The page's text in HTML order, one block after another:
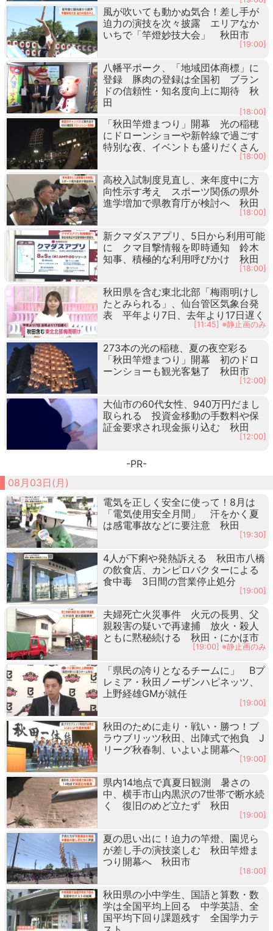
風が吹いても動かぬ気合！差し手が
迫力の演技を次々披露 エリアなか
いちで「竿燈妙技大会」 秋田市
[19:00]
八幡平ポーク、「地域団体商標」に
登録 豚肉の登録は全国初 ブラン
ドの信頼性・知名度向上に期待 秋
田
[18:00]
「秋田竿燈まつり」開幕 光の稲穂
にドローンショーや新幹線で過ごす
特別な夜、イベントも盛りだくさん
[18:00]
高校入試制度見直し、来年度中に方
向性示す考え スポーツ関係の県外
進学増加で県教育庁が検討へ 秋田
[18:00]
新クマダスアプリ、5日から利用可能
に クマ目撃情報を即時通知 鈴木
知事、積極的な利用呼びかけ 秋田
[18:00]
秋田県を含む東北北部「梅雨明けし
たとみられる」、仙台管区気象台発
表 平年より7日、去年より17日遅く
[11:45] ※静止画のみ
273本の光の稲穂、夏の夜空彩る
「秋田竿燈まつり」開幕 初のドロ
ーンショーも観光客魅了 秋田市
[12:00]
大仙市の60代女性、940万円だまし
取られる 投資金移動の手数料や保
証金要求され現金振り込む 秋田
[12:00]
-PR-
08月03日(月)
電気を正しく安全に使って！8月は
「電気使用安全月間」 汗をかく夏
は感電事故などに要注意 秋田
[19:30]
4人が下痢や発熱訴える 秋田市八橋
の飲食店、カンピロバクターによる
食中毒 3日間の営業停止処分
[19:00]
夫婦死亡火災事件 火元の長男、父
親殺害の疑いで再逮捕 放火・殺人
ともに黙秘続ける 秋田・にかほ市
[19:00] ※静止画のみ
「県民の誇りとなるチームに」 Bプ
レミア・秋田ノーザンハピネッツ、
上野経雄GMが就任
[19:00]
秋田のために走り・戦い・勝つ！ブ
ラウブリッツ秋田、出陣式で抱負 J
リーグ秋春制、いよいよ開幕へ
[19:00]
県内14地点で真夏日観測 暑さの
中、横手市山内黒沢の7世帯で断水続
く 復旧のめど立たず 秋田
[19:00]
夏の思い出に！迫力の竿燈、園児ら
が差し手の演技楽しむ 秋田竿燈ま
つり開幕へ 秋田市
[18:00]
秋田県の小中学生、国語と算数・数
学は全国平均上回る 中学英語、全
国平均下回り課題残す 全国学力テ